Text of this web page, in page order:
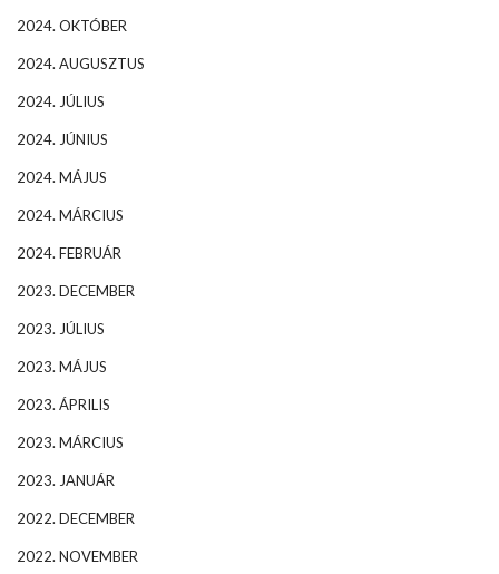
2024. OKTÓBER
2024. AUGUSZTUS
2024. JÚLIUS
2024. JÚNIUS
2024. MÁJUS
2024. MÁRCIUS
2024. FEBRUÁR
2023. DECEMBER
2023. JÚLIUS
2023. MÁJUS
2023. ÁPRILIS
2023. MÁRCIUS
2023. JANUÁR
2022. DECEMBER
2022. NOVEMBER